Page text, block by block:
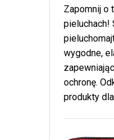
Zapomnij o
pieluchach!
wygodne,
ochronę.
produkty